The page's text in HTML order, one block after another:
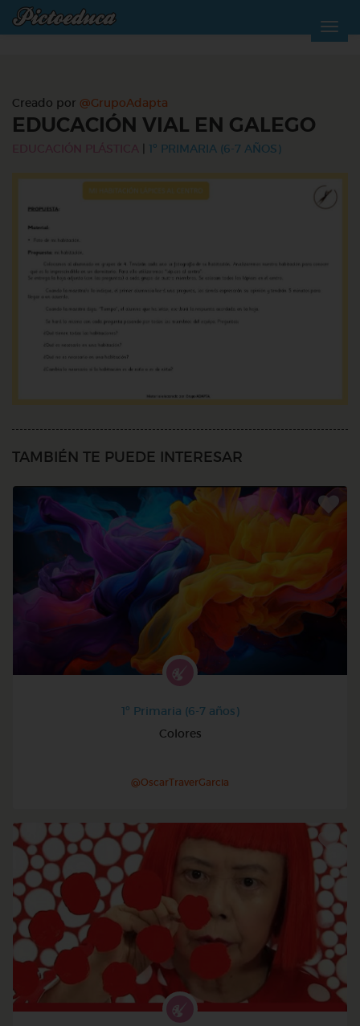
Creado por @GrupoAdapta
EDUCACIÓN VIAL EN GALEGO
EDUCACIÓN PLÁSTICA 1º PRIMARIA (6-7 AÑOS)
TAMBIÉN TE PUEDE INTERESAR
1º Primaria (6-7 años)
Colores
@OscarTraverGarcia